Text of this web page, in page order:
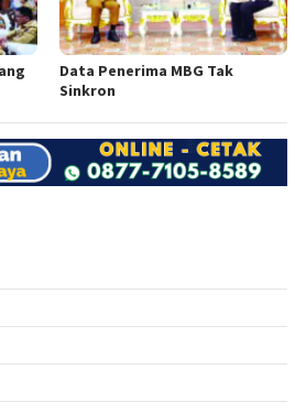
Data Penerima MBG Tak
Sinkron